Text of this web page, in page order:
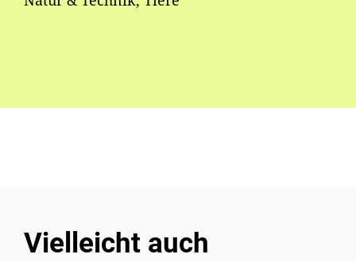
Vielleicht auch